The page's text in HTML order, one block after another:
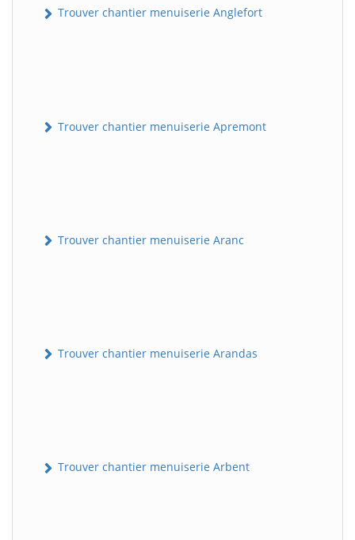
Trouver chantier menuiserie Anglefort
Trouver chantier menuiserie Apremont
Trouver chantier menuiserie Aranc
Trouver chantier menuiserie Arandas
Trouver chantier menuiserie Arbent